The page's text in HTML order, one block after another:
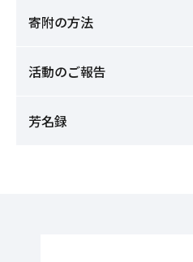
寄附の方法
活動のご報告
芳名録